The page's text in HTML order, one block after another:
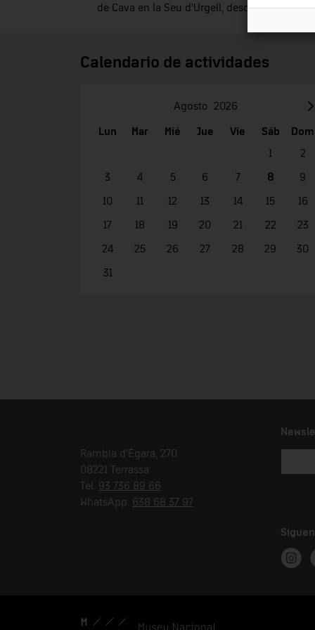
de Cava en la Seu d'Urgell, desde el 1962 al
Calendario de actividades
Agosto 2026
Lun Mar Mié Jue Vie Sáb
Dom
1
2
3 4 5 6 7 8 9
10 11 12 13 14 15 16
17 18 19 20 21 22 23
24 25 26 27 28 29 30
31
Rambla d'Ègara, 270
08221 Terrassa
Tel. 93 736 89 66
WhatsApp: 638 68 37 97